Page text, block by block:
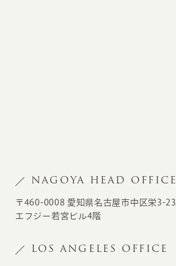
NAGOYA HEAD OFFICE
〒460-0008 愛知県名古屋市中区栄3-
エフジー若宮ビル4階
LOS ANGELES OFFICE